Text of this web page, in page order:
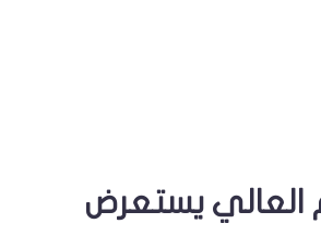
العالي يستعرض